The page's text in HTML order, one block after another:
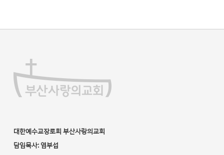
대한예수교장로회 부산사랑의교회
담임목사: 염부섭